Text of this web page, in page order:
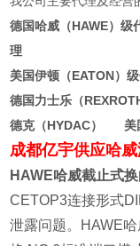
德国哈威（HAWE）
理
美国伊顿（EATON
德国力士乐（
德克（HYDAC） 美
成都亿宇供应哈
HAWE哈威截止式换
CETOP3连接形式
泄露问题。HAWE